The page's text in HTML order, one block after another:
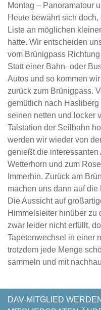
Montag – Panoramatour
Heute bewährt sich
Liste an möglichen
hatte. Wir entscheiden
vom Brünigpass
Statt einer Bahn- oder
Autos und so kommen
zurück zum Brünigpass.
gemütlich nach
seinen netten und locker
Talstation der Seilbahn
werden wir wieder von
genießt die
Wetterhorn und zum
Immerhin. Zurück am
machen uns dann auf die
Die Aussicht auf
Himmelsleiter hinüber zu
zwar leider nicht erfüllt,
Tapetenwechsel in einer
trotzdem jede Menge
sammeln und mit
NAVIGATION
DAV-MITGLIED WERDEN